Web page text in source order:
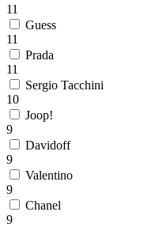
11
Guess
11
Prada
11
Sergio Tacchini
10
Joop!
9
Davidoff
9
Valentino
9
Chanel
9